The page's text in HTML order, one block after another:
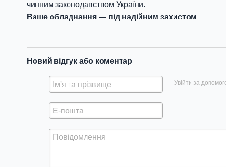
чинним законодавством України.
Ваше обладнання — під надійним захистом.
Новий відгук або коментар
Увійти за